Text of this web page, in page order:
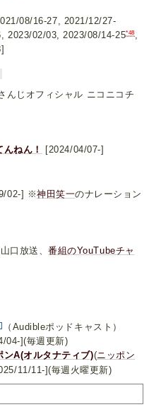
08/16-27, 2021/12/27-
2023/02/03, 2023/08/14-25*48,
んじオフィシャル ニコニコチ
ねん！
[2024/04/07-]
02-] ※神田笑一のナレーション
口放送、番組のYouTubeチャ
（Audibleポッドキャスト）
04-](毎週更新)
ンA(オルタナティブ)(ニッポン
11/11-](毎週火曜更新)